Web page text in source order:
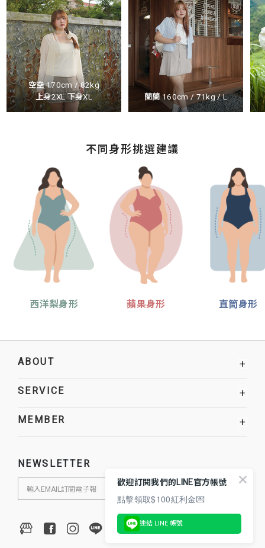
空空 170cm / 82kg
上身2XL 下身XL
蘭蘭 160cm / 71kg / L
不同身形挑選建議
西洋梨身形 蘋果身形 直筒身形
ABOUT +
SERVICE +
MEMBER +
NEWSLETTER
歡迎訂閱我們的LINE官方帳號
點擊領取$100紅利金💌
連結 LINE 帳號